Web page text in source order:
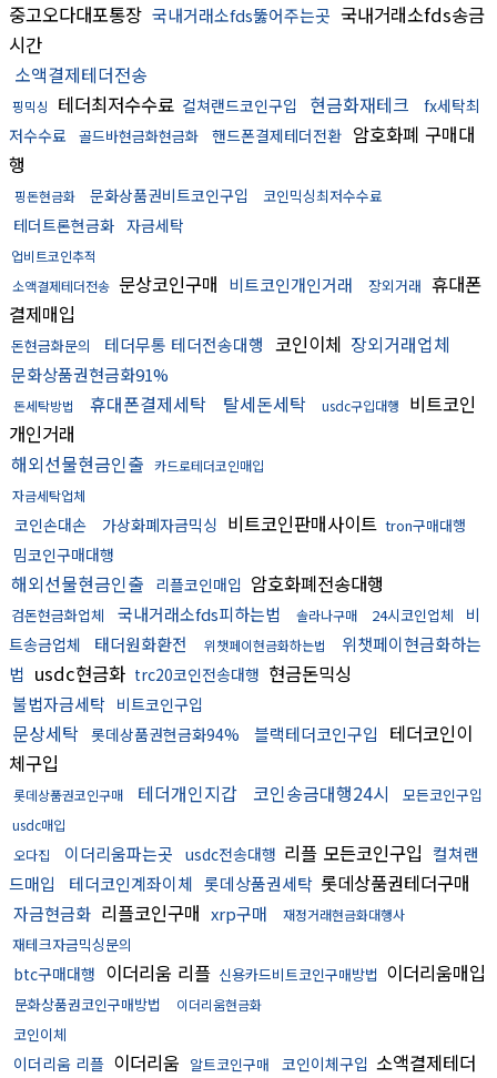
중고오다대포통장 국내거래소fds뚫어주는곳 국내거래소fds송금
시간
소액결제테더전송
핑믹싱 테더최저수수료 컬쳐랜드코인구입 현금화재테크
fx세탁최
저수수료
골드바현금화현금화 핸드폰결제테더전환 암호화폐 구매대
행
핑돈현금화 문화상품권비트코인구입 코인믹싱최저수수료
테더트론현금화 자금세탁
업비트코인추적
소액결제테더전송 문상코인구매 비트코인개인거래 장외거래 휴대폰
결제매입
돈현금화문의 테더무통 테더전송대행 코인이체 장외거래업체
문화상품권현금화91%
돈세탁방법 휴대폰결제세탁 탈세돈세탁 usdc구입대행
비트코인
개인거래
해외선물현금인출 카드로테더코인매입
자금세탁업체
코인손대손 가상화폐자금믹싱 비트코인판매사이트 tron구매대행
밈코인구매대행
해외선물현금인출 리플코인매입 암호화폐전송대행
검돈현금화업체 국내거래소fds피하는법 솔라나구매 24시코인업체
비
트송금업체
태더원화환전 위챗페이현금화하는법
위챗페이현금화하는
법 usdc현금화 trc20코인전송대행 현금돈믹싱
불법자금세탁 비트코인구입
문상세탁 롯데상품권현금화94% 블랙테더코인구입
테더코인이
체구입
롯데상품권코인구매 테더개인지갑 코인송금대행24시 모든코인구입
usdc매입
오다집
이더리움파는곳 usdc전송대행 리플 모든코인구입 컬쳐랜
드매입
테더코인계좌이체 롯데상품권세탁 롯데상품권테더구매
자금현금화 리플코인구매 xrp구매 재정거래현금화대행사
재테크자금믹싱문의
btc구매대행 이더리움 리플 신용카드비트코인구매방법 이더리움매입
문화상품권코인구매방법 이더리움현금화
코인이체
이더리움 리플 이더리움 알트코인구매 코인이체구입 소액결제테더